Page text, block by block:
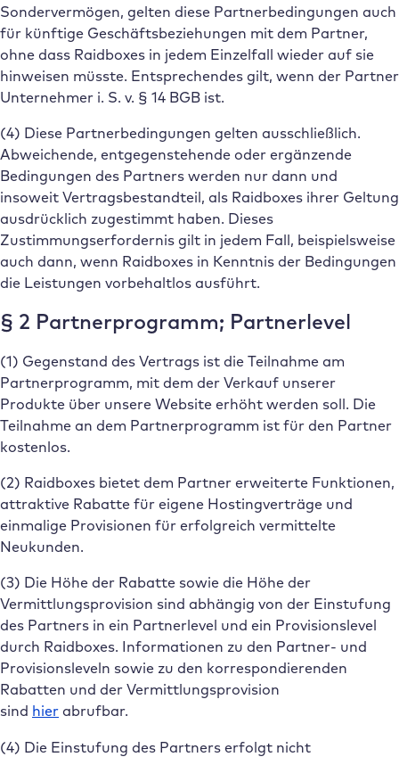
Sondervermögen, gelten diese Partnerbedingungen auch
für künftige Geschäftsbeziehungen mit dem Partner,
ohne dass Raidboxes in jedem Einzelfall wieder auf sie
hinweisen müsste. Entsprechendes gilt, wenn der Partner
Unternehmer i. S. v. § 14 BGB ist.
(4) Diese Partnerbedingungen gelten ausschließlich.
Abweichende, entgegenstehende oder ergänzende
Bedingungen des Partners werden nur dann und
insoweit Vertragsbestandteil, als Raidboxes ihrer Geltung
ausdrücklich zugestimmt haben. Dieses
Zustimmungserfordernis gilt in jedem Fall, beispielsweise
auch dann, wenn Raidboxes in Kenntnis der Bedingungen
die Leistungen vorbehaltlos ausführt.
§ 2 Partnerprogramm; Partnerlevel
(1) Gegenstand des Vertrags ist die Teilnahme am
Partnerprogramm, mit dem der Verkauf unserer
Produkte über unsere Website erhöht werden soll. Die
Teilnahme an dem Partnerprogramm ist für den Partner
kostenlos.
(2) Raidboxes bietet dem Partner erweiterte Funktionen,
attraktive Rabatte für eigene Hostingverträge und
einmalige Provisionen für erfolgreich vermittelte
Neukunden.
(3) Die Höhe der Rabatte sowie die Höhe der
Vermittlungsprovision sind abhängig von der Einstufung
des Partners in ein Partnerlevel und ein Provisionslevel
durch Raidboxes. Informationen zu den Partner- und
Provisionsleveln sowie zu den korrespondierenden
Rabatten und der Vermittlungsprovision
sind hier abrufbar.
(4) Die Einstufung des Partners erfolgt nicht